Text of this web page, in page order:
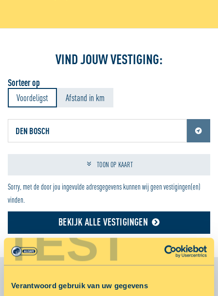
TEST
Verantwoord gebruik van uw gegevens
VIND JOUW VESTIGING:
Sorteer op
Voordeligst
Afstand in km
Schakel jouw locatiediensten in om deze functie te gebruiken.
TOON OP KAART
Sorry, met de door jou ingevulde adresgegevens kunnen wij geen vestigingen(en)
vinden.
BEKIJK ALLE VESTIGINGEN
JOUW OPSLAG NOG MAKKELIJKER MET: